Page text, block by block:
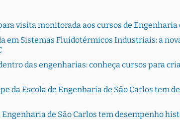
visita monitorada aos cursos de Engenharia
em Sistemas Fluidotérmicos Industriais: a
das engenharias: conheça cursos para
da Escola de Engenharia de São Carlos tem
Engenharia de São Carlos tem desempenho